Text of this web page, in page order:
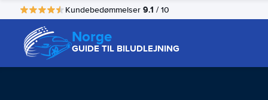
Kundebedømmelser 9.1 / 10
Norge
GUIDE TIL BILUDLEJNING